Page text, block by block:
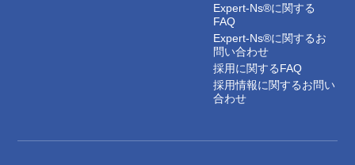
Expert-Ns®に関する
FAQ
Expert-Ns®に関するお
問い合わせ
採用に関するFAQ
採用情報に関するお問い
合わせ